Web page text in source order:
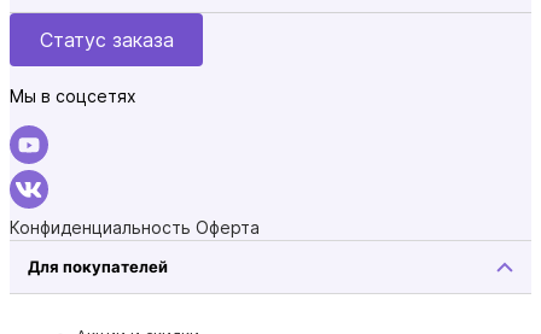
Статус заказа
Мы в соцсетях
Конфиденциальность Оферта
Для покупателей